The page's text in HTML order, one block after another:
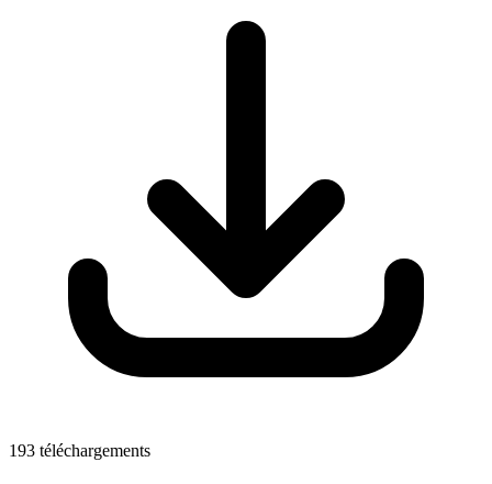
193 téléchargements